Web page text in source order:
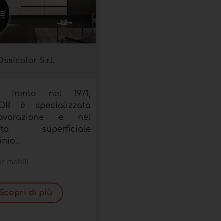
S.r.l.
nel 1971,
è specializzata
e nel
superficiale
di più